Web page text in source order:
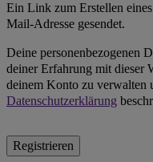
Ein Link zum Erstellen
Mail-Adresse gesendet.
Deine personenbezogenen
deiner Erfahrung mit dieser
deinem Konto zu verwalten
Datenschutzerklärung
Registrieren